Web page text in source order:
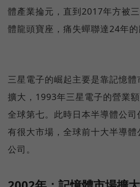
體產業掄元，直到2017年方被
體龍頭寶座，痛失蟬聯達24年的
三星電子的崛起主要是靠記憶
擴大，1993年三星電子的營業
全球第七。此時日本半導體公
有很大市場，全球前十大半導
公司。